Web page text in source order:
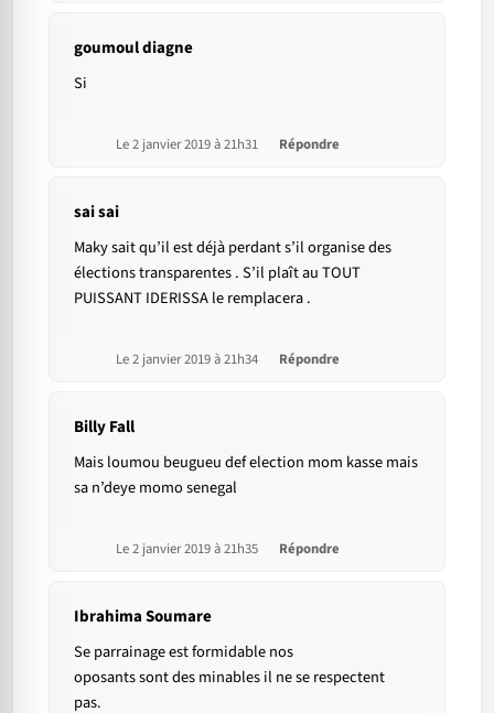
goumoul diagne
Si
Le 2 janvier 2019 à 21h31 Répondre
sai sai
Maky sait qu’il est déjà perdant s’il organise des
élections transparentes . S’il plaît au TOUT
PUISSANT IDERISSA le remplacera .
Le 2 janvier 2019 à 21h34 Répondre
Billy Fall
Mais loumou beugueu def election mom kasse mais
sa n’deye momo senegal
Le 2 janvier 2019 à 21h35 Répondre
Ibrahima Soumare
Se parrainage est formidable nos
oposants sont des minables il ne se respectent
pas.